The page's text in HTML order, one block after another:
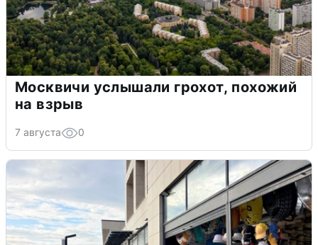
Москвичи услышали грохот, похожий
на взрыв
7 августа 0